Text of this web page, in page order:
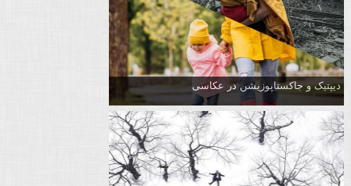
دیپتیک و جاکستا‌پوزیشن در عکاسی